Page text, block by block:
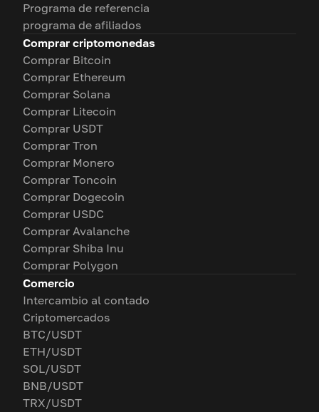
Programa de referencia
programa de afiliados
Comprar criptomonedas
Comprar Bitcoin
Comprar Ethereum
Comprar Solana
Comprar Litecoin
Comprar USDT
Comprar Tron
Comprar Monero
Comprar Toncoin
Comprar Dogecoin
Comprar USDC
Comprar Avalanche
Comprar Shiba Inu
Comprar Polygon
Comercio
Intercambio al contado
Criptomercados
BTC/USDT
ETH/USDT
SOL/USDT
BNB/USDT
TRX/USDT